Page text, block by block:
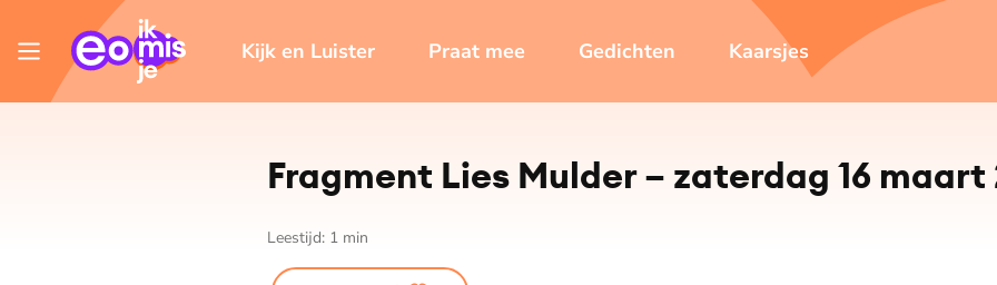
Kijk en Luister Praat mee Gedichten Kaarsjes
Fragment Lies Mulder – zaterdag 16 maart
Leestijd: 1 min